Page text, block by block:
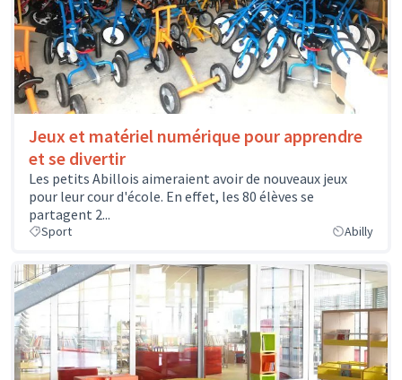
Jeux et matériel numérique pour apprendre
et se divertir
Les petits Abillois aimeraient avoir de nouveaux jeux
pour leur cour d'école. En effet, les 80 élèves se
partagent 2...
Sport Abilly